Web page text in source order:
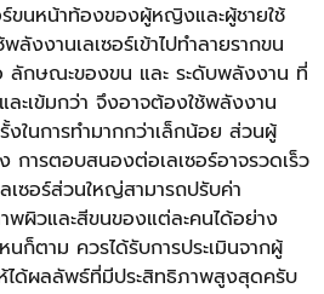
ขนหน้าท้องของผู้หญิงและผู้ชายใช้
งงานเลเซอร์เข้าไปทำลายรากขน
กษณะของขน และ ระดับพลังงาน ที่
ะเข้มกว่า จึงอาจต้องใช้พลังงาน
งในการทำมากกว่าเล็กน้อย ส่วนผู้
ารตอบสนองต่อเลเซอร์อาจรวดเร็ว
เซอร์ส่วนใหญ่สามารถปรับค่า
พผิวและสีขนของแต่ละคนได้อย่าง
นก็ตาม ควรได้รับการประเมินจากผู้
ได้ผลลัพธ์ที่มีประสิทธิภาพสูงสุดครับ